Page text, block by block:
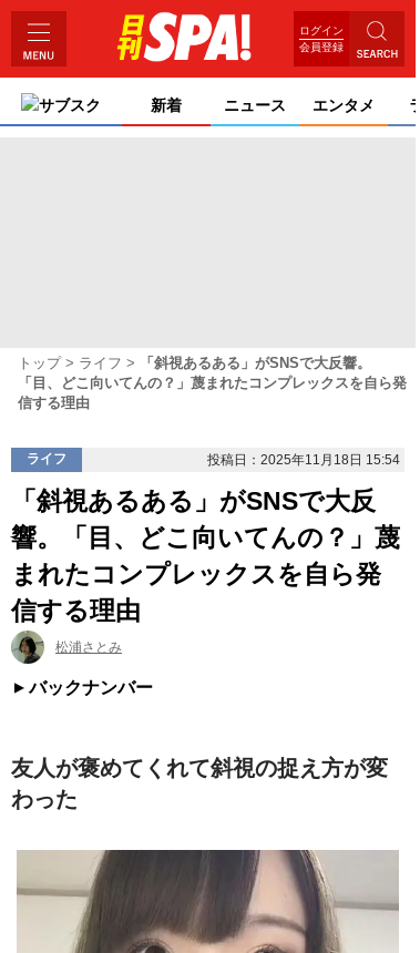
ログイン
会員登録
サブスク 新着 ニュース エンタメ
トップ ライフ
「斜視あるある」がSNSで大反響。
「目、どこ向いてんの？」蔑まれたコンプレックスを自ら発
信する理由
ライフ 投稿日：2025年11月18日 15:54
「斜視あるある」がSNSで大反
響。「目、どこ向いてんの？」蔑
まれたコンプレックスを自ら発
信する理由
松浦さとみ
バックナンバー
友人が褒めてくれて斜視の捉え方が変
わった